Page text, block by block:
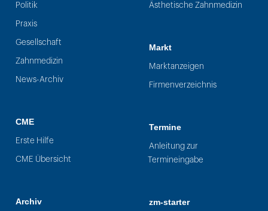
Politik
Praxis
Gesellschaft
Zahnmedizin
News-Archiv
CME
Erste Hilfe
CME Übersicht
Archiv
Ästhetische Zahnmedizin
Markt
Marktanzeigen
Firmenverzeichnis
Termine
Anleitung zur
Termineingabe
zm-starter